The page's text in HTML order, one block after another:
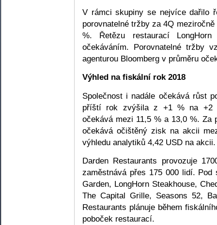
V rámci skupiny se nejvíce dařilo
porovnatelné tržby za 4Q
%. Řetězu restaurací
očekáváním. Porovnatelné tržby
agenturou Bloomberg v průměru
Výhled na fiskální rok 2018
Společnost i nadále očekává růst
příští rok zvýšila z +1 % na +2
očekává mezi 11,5 % a 13,0 %.
očekává očištěný zisk na akcii
výhledu analytiků 4,42 USD na akcii.
Darden Restaurants provozuje
zaměstnává přes 175 000 lidí.
Garden, LongHorn Steakhouse,
The Capital Grille, Seasons 52,
Restaurants plánuje během
poboček restaurací.